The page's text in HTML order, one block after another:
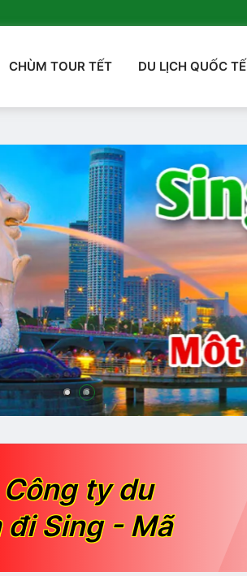
CHÙM TOUR TẾT DU LỊCH QUỐC TẾ
ty du
Sing - Mã